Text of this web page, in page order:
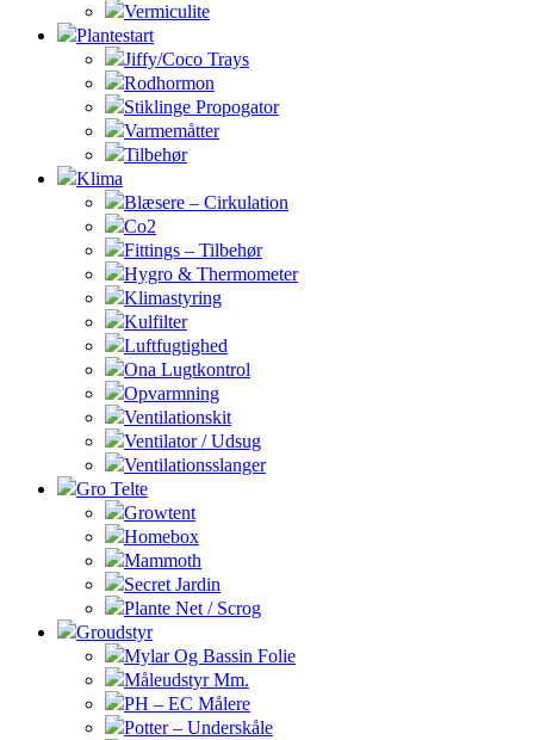
Vermiculite
Plantestart
Jiffy/Coco Trays
Rodhormon
Stiklinge Propogator
Varmemåtter
Tilbehør
Klima
Blæsere – Cirkulation
Co2
Fittings – Tilbehør
Hygro & Thermometer
Klimastyring
Kulfilter
Luftfugtighed
Ona Lugtkontrol
Opvarmning
Ventilationskit
Ventilator / Udsug
Ventilationsslanger
Gro Telte
Growtent
Homebox
Mammoth
Secret Jardin
Plante Net / Scrog
Groudstyr
Mylar Og Bassin Folie
Måleudstyr Mm.
PH – EC Målere
Potter – Underskåle